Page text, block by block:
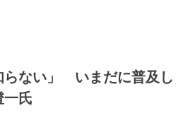
らない」 いまだに普及し
氏